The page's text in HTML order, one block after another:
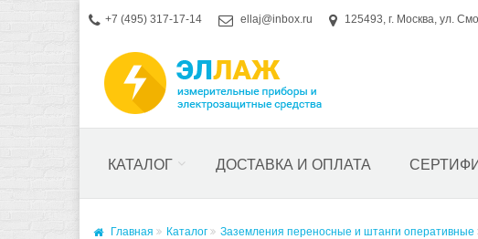
+7 (495) 317-17-14 ellaj@inbox.ru 125493, г. Москва, ул.
КАТАЛОГ ДОСТАВКА И ОПЛАТА
Главная Каталог Заземления переносные и штанги оперативные